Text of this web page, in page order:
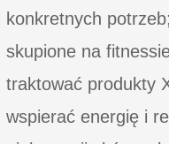
konkretnych
skupione na
traktować produkty
wspierać energię i